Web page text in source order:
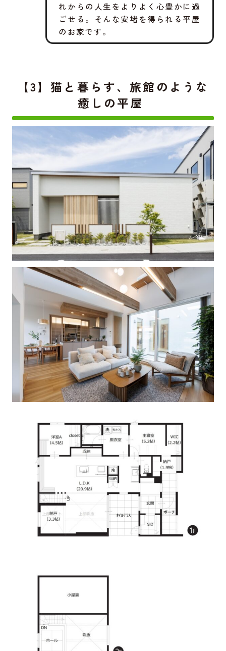
れからの人生をよりよく心豊かに過
ごせる。そんな安堵を得られる平屋
のお家です。
【3】猫と暮らす、旅館のような
癒しの平屋